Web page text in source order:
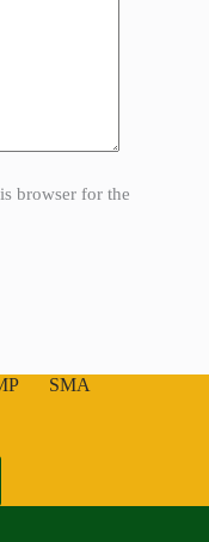
browser for the
SMA